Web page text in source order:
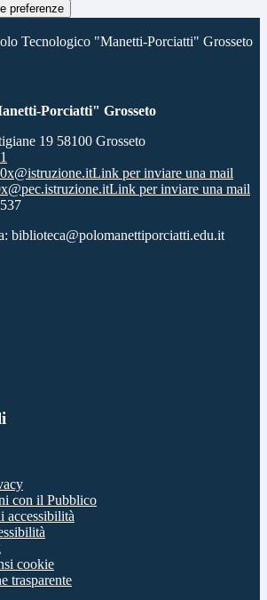
preferenze
Tecnologico "Manetti-Porciatti" Grosseto
Porciatti" Grosseto
19 58100 Grosseto
Link per inviare una mail
Link per inviare una mail
biblioteca@polomanettiporciatti.edu.it
con il Pubblico
accessibilità
cookie
trasparente